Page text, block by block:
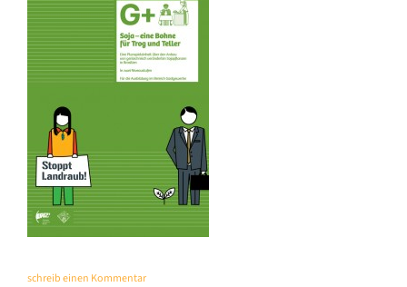
schreib einen Kommentar